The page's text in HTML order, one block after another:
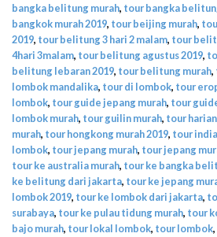
bangka belitung murah, tour bangka
bangkok murah 2019, tour beijing murah,
2019, tour belitung 3 hari 2 malam, tour
4hari 3malam, tour belitung agustus 2019,
belitung lebaran 2019, tour belitung murah,
lombok mandalika, tour di lombok, tour
lombok, tour guide jepang murah, tour
lombok murah, tour guilin murah, tour
murah, tour hongkong murah 2019, tour
lombok, tour jepang murah, tour jepang
tour ke australia murah, tour ke bangka
ke belitung dari jakarta, tour ke jepang
lombok 2019, tour ke lombok dari jakarta,
surabaya, tour ke pulau tidung murah, tour
bajo murah, tour lokal lombok, tour lombok,